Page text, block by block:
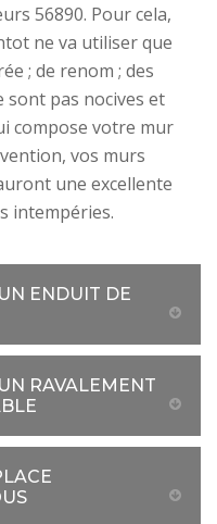
56890. Pour cela,
ne va utiliser que
; de renom ; des
sont pas nocives et
compose votre mur
vos murs
une excellente
intempéries.
ENDUIT DE
RAVALEMENT